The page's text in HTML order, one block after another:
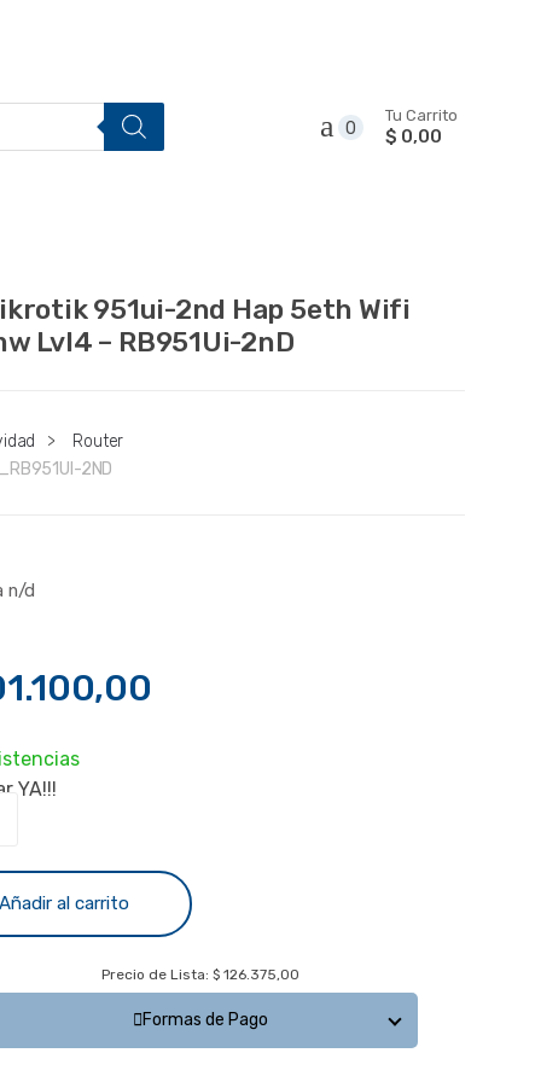
0
Tu Carrito
$ 0,00
951ui-2nd Hap 5eth Wifi
Lvl4 – RB951Ui-2nD
>
Router
2ND
n/d
YA!!!
Añadir al carrito
Precio de Lista: $ 126.375,00
Formas de Pago